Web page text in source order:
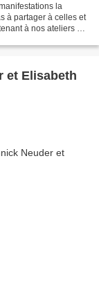
la
à partager à celles et
à nos ateliers et
et Elisabeth